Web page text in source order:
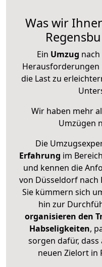
Was wir
Ein Umzug
die Last zu
Wir haben mehr
Umzügen
Die
Erfahrung im
und kennen die
von Düsseldorf
Sie kümmern sich
hin zur
organisieren den
Habseligkeiten,
sorgen dafür,
neuen Zielort in